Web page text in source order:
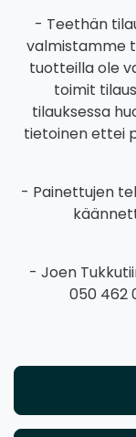
- Teethän
valmistamme
tuotteilla ole
toimit
tilauksessa
tietoinen ettei
- Painettujen
- Joen
050 462